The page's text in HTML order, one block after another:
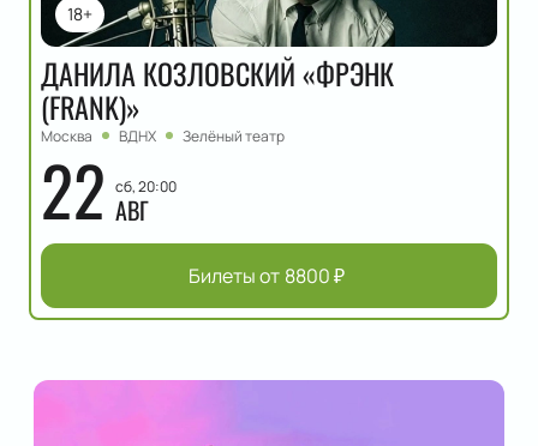
18+
ДАНИЛА КОЗЛОВСКИЙ «ФРЭНК
(FRANK)»
Москва ВДНХ Зелёный театр
22 сб, 20:00
АВГ
Билеты от 8800₽